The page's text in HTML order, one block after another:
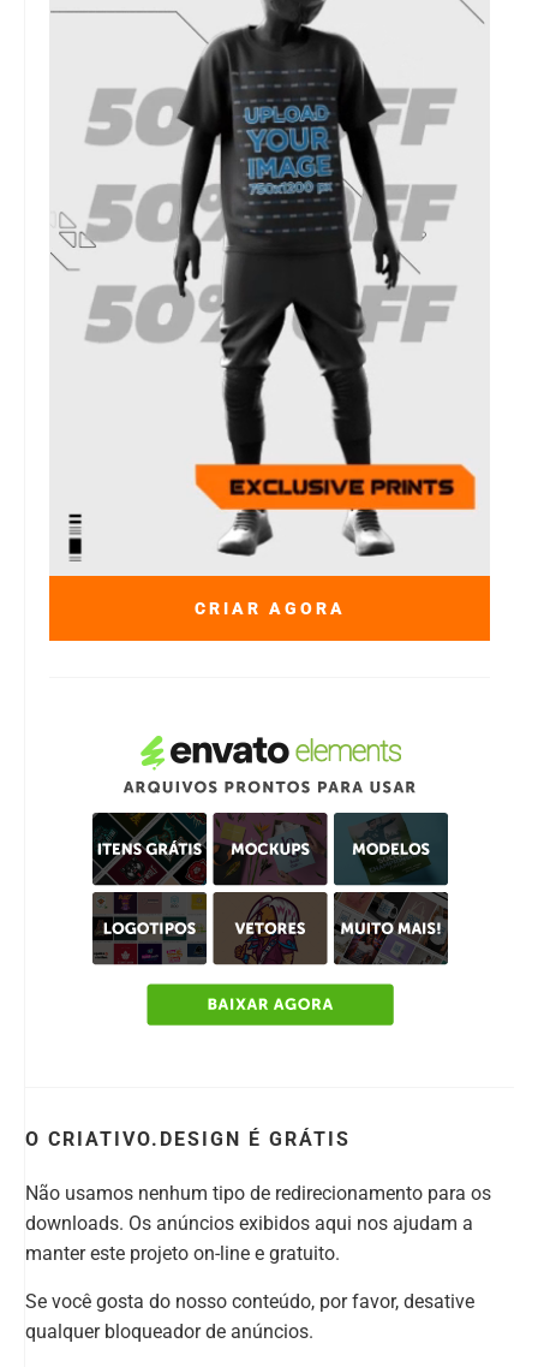
CRIAR AGORA
O CRIATIVO.DESIGN É GRÁTIS
Não usamos nenhum tipo de redirecionamento para os
downloads. Os anúncios exibidos aqui nos ajudam a
manter este projeto on-line e gratuito.
Se você gosta do nosso conteúdo, por favor, desative
qualquer bloqueador de anúncios.